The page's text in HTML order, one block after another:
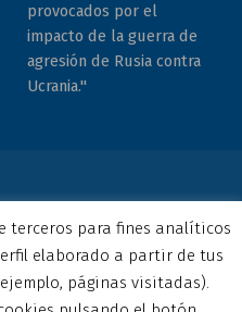
provocados por el
impacto de la guerra de
agresión de Rusia contra
Ucrania."
los derechos reservados. All
electrónico
Back to top ↑
terceros para fines analíticos
elaborado a partir de tus
páginas visitadas).